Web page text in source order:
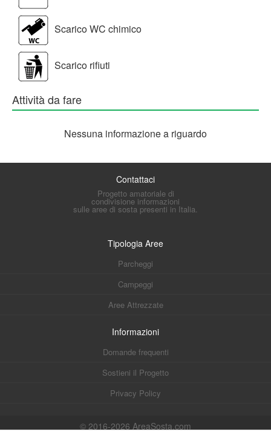
Scarico WC chimico
Scarico rifiuti
Attività da fare
Nessuna informazione a riguardo
Contattaci
Progetto amatoriale di
condivisione informazioni
sulle aree di sosta presenti in Italia.
Tipologia Aree
Parcheggi
Campeggi
Aree Attrezzate
Informazioni
Domande frequenti
Sostieni il Progetto
Privacy Policy
© 2016-2026 AreaSosta.com